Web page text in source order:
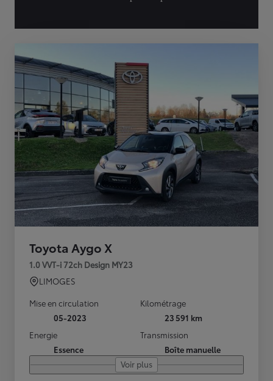
Toyota Aygo X
1.0 VVT-i 72ch Design MY23
LIMOGES
Mise en circulation
05-2023
Kilométrage
23 591 km
Energie
Essence
Transmission
Boîte manuelle
Voir plus